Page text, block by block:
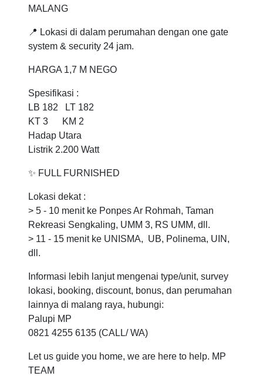
MALANG
📍 Lokasi di dalam perumahan dengan one gate
system & security 24 jam.
HARGA 1,7 M NEGO
Spesifikasi :
LB 182 LT 182
KT 3 KM 2
Hadap Utara
Listrik 2.200 Watt
✨ FULL FURNISHED
Lokasi dekat :
> 5 - 10 menit ke Ponpes Ar Rohmah, Taman
Rekreasi Sengkaling, UMM 3, RS UMM, dll.
> 11 - 15 menit ke UNISMA, UB, Polinema, UIN,
dll.
Informasi lebih lanjut mengenai type/unit, survey
lokasi, booking, discount, bonus, dan perumahan
lainnya di malang raya, hubungi:
Palupi MP
0821 4255 6135 (CALL/ WA)
Let us guide you home, we are here to help. MP
TEAM